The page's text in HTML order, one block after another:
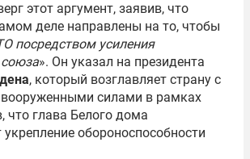
этот аргумент, заявив, что
деле направлены на то, чтобы
посредством усиления
союза». Он указал на президента
, который возглавляет страну с
силами в рамках
что глава Белого дома
обороноспособности